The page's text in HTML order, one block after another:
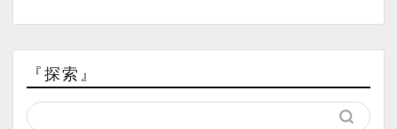
『探索』